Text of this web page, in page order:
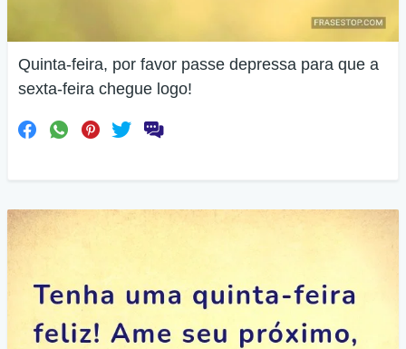
Quinta-feira, por favor passe depressa para que a
sexta-feira chegue logo!